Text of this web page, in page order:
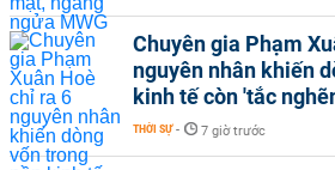
Chuyên gia Phạm
nguyên nhân khiến
kinh tế còn 'tắc
THỜI SỰ - 7 giờ trước